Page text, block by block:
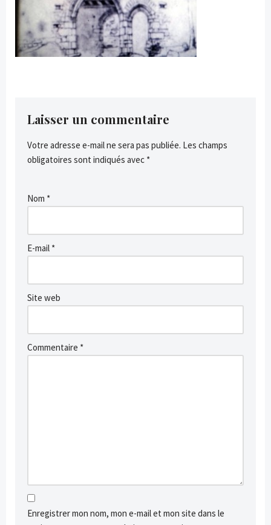
Laisser un commentaire
Votre adresse e-mail ne sera pas publiée. Les champs
obligatoires sont indiqués avec *
Nom *
E-mail *
Site web
Commentaire *
Enregistrer mon nom, mon e-mail et mon site dans le